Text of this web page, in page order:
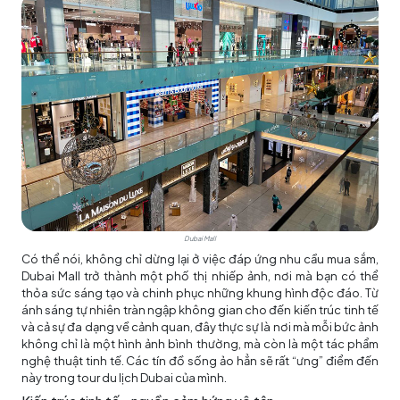
Dubai Mall
Có thể nói, không chỉ dừng lại ở việc đáp ứng nhu cầu mua sắm,
Dubai Mall trở thành một phố thị nhiếp ảnh, nơi mà bạn có thể
thỏa sức sáng tạo và chinh phục những khung hình độc đáo. Từ
ánh sáng tự nhiên tràn ngập không gian cho đến kiến trúc tinh tế
và cả sự đa dạng về cảnh quan, đây thực sự là nơi mà mỗi bức ảnh
không chỉ là một hình ảnh bình thường, mà còn là một tác phẩm
nghệ thuật tinh tế. Các tín đồ sống ảo hẳn sẽ rất “ưng” điểm đến
này trongtour du lịch Dubai của mình.